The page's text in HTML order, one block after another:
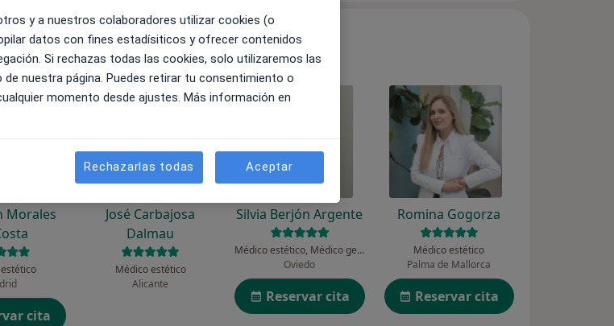
Morales
cita
José Carbajosa
Dalmau
Médico estético
Alicante
Silvia Berjón Argente
Médico estético, Médico general, Urgenciólogo
Oviedo
Reservar cita
Romina Gogorza
Médico estético
Palma de Mallorca
Reservar cita
y a nuestros colaboradores utilizar cookies (o
datos con fines estadísiticos y ofrecer contenidos
Si rechazas todas las cookies, solo utilizaremos las
nuestra página. Puedes retirar tu consentimiento o
momento desde ajustes. Más información en
Rechazarlas todas Aceptar